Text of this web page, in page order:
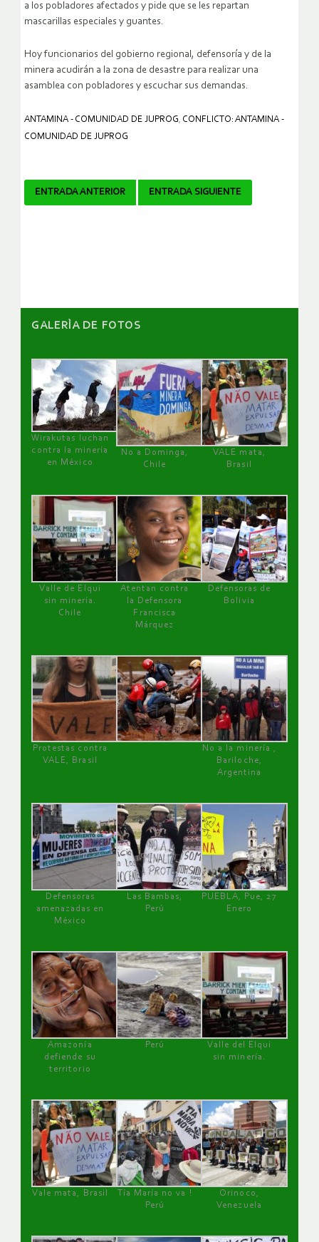
a los pobladores afectados y pide que se les repartan
mascarillas especiales y guantes.
Hoy funcionarios del gobierno regional, defensoría y de la
minera acudirán a la zona de desastre para realizar una
asamblea con pobladores y escuchar sus demandas.
ANTAMINA - COMUNIDAD DE JUPROG, CONFLICTO: ANTAMINA -
COMUNIDAD DE JUPROG
Navegador
ENTRADA ANTERIOR ENTRADA SIGUIENTE
GALERÌA DE FOTOS
Wirakutas luchan
contra la minería
en México
No a Dominga,
Chile
VALE mata,
Brasil
Valle de Elqui
sin minería.
Chile
Atentan contra
la Defensora
Francisca
Márquez
Defensoras de
Bolivia
Protestas contra
VALE, Brasil
No a la minería ,
Bariloche,
Argentina
Defensoras
amenazadas en
México
Las Bambas,
Perú
PUEBLA, Pue, 27
Enero
Amazonía
defiende su
territorio
Perú
Valle del Elqui
sin minería.
Vale mata, Brasil
Tía María no va !
Perú
Orinoco,
Venezuela